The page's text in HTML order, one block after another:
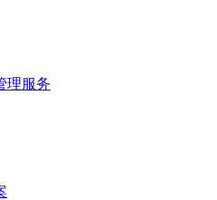
理服务